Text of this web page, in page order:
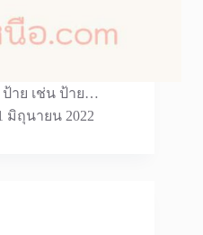
าย เช่น ป้าย…
มิถุนายน 2022